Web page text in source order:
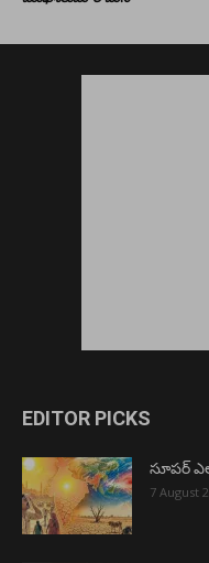
EDITOR PICKS
సూపర్
7 August